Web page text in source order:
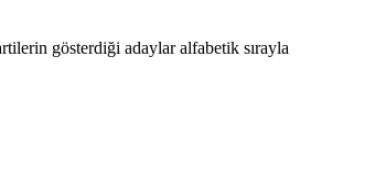
gösterdiği adaylar alfabetik sırayla